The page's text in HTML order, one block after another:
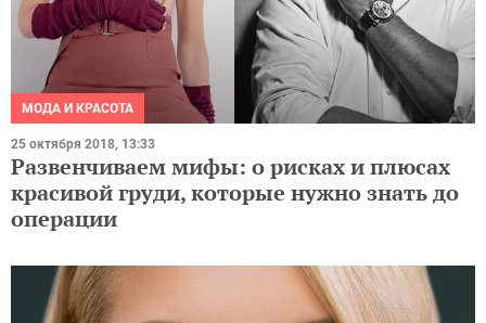
МОДА И КРАСОТА
25 октября 2018, 13:33
Развенчиваем мифы: о рисках и плюсах
красивой груди, которые нужно знать до
операции